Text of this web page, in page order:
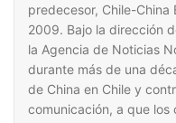
predecesor, Chile-China
2009. Bajo la dirección
la Agencia de Noticias
durante más de una
de China en Chile y
comunicación, a que los